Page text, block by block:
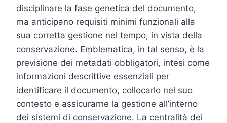
disciplinare la fase genetica del documento,
ma anticipano requisiti minimi funzionali alla
sua corretta gestione nel tempo, in vista della
conservazione. Emblematica, in tal senso, è la
previsione dei metadati obbligatori, intesi come
informazioni descrittive essenziali per
identificare il documento, collocarlo nel suo
contesto e assicurarne la gestione all’interno
dei sistemi di conservazione. La centralità dei